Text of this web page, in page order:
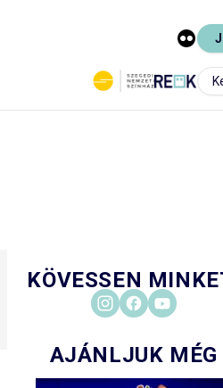
KÖVESSEN
AJÁNLJUK MÉG